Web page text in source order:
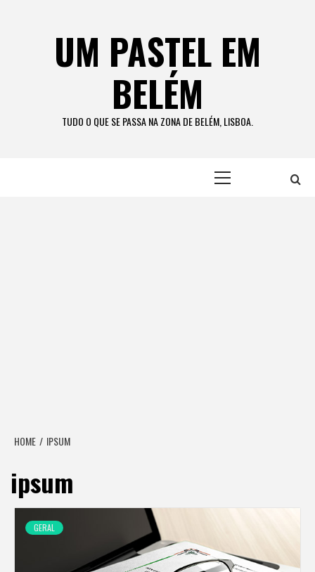
UM PASTEL EM
BELÉM
TUDO O QUE SE PASSA NA ZONA DE BELÉM, LISBOA.
HOME IPSUM
ipsum
GERAL